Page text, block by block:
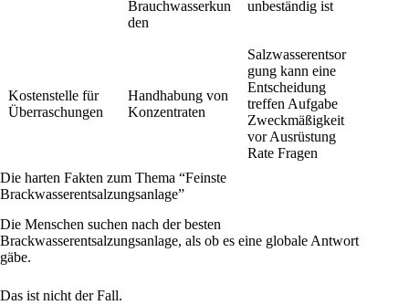
Brauchwasserkun
den
unbeständig ist
Kostenstelle für
Überraschungen
Handhabung von
Konzentraten
Salzwasserentsor
gung kann eine
Entscheidung
treffen Aufgabe
Zweckmäßigkeit
vor Ausrüstung
Rate Fragen
Die harten Fakten zum Thema “Feinste
Brackwasserentsalzungsanlage”
Die Menschen suchen nach der besten
Brackwasserentsalzungsanlage, als ob es eine globale Antwort
gäbe.
Das ist nicht der Fall.